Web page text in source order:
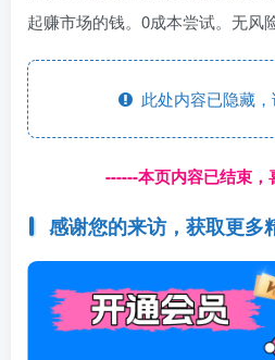
起赚市场的钱。0成本尝试。无风险
此处内容已隐藏，
------本页内容已结束，
感谢您的来访，获取更多